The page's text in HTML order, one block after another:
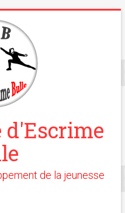
d'Escrime
de la jeunesse